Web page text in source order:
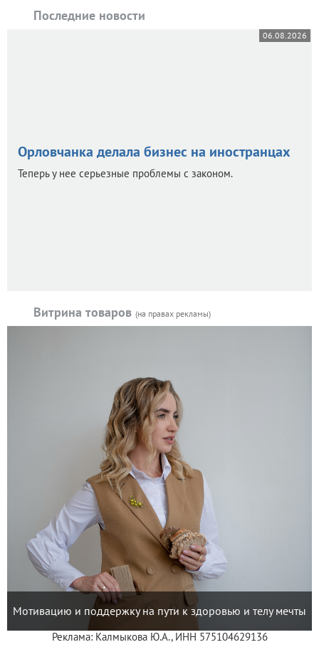
Последние новости
06.08.2026
Орловчанка делала бизнес на иностранцах
Теперь у нее серьезные проблемы с законом.
Витрина товаров (на правах рекламы)
Мотивацию и поддержку на пути к здоровью и телу мечты
Реклама: Калмыкова Ю.А., ИНН 575104629136